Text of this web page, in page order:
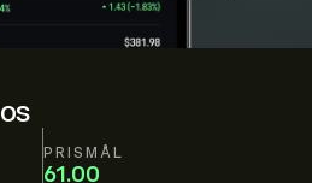
PRISMÅL
61.00